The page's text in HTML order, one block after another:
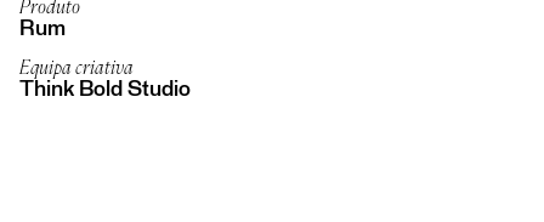
Produto
Rum
Equipa criativa
Think Bold Studio